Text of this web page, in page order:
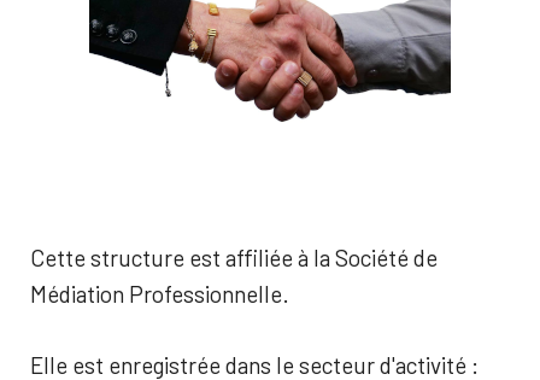
Cette structure est affiliée à la Société de
Médiation Professionnelle.
Elle est enregistrée dans le secteur d'activité :